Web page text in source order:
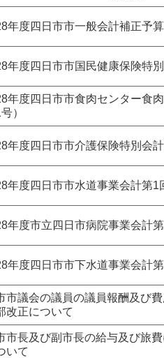
年度四日市市一般会計補正予算
年度四日市市国民健康保険特
年度四日市市食肉センター食
）
年度四日市市介護保険特別会
年度四日市市水道事業会計第1
年度市立四日市病院事業会計
年度四日市市下水道事業会計
市議会の議員の議員報酬及び
改正について
市長及び副市長の給与及び旅
いて